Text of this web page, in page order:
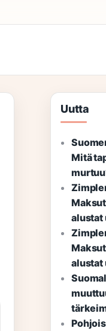
Uutta
Mitä
alustat
alustat